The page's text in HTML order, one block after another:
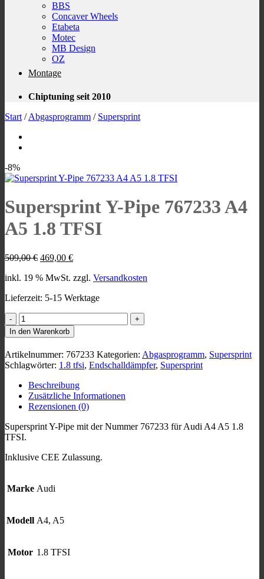
BBS
Concaver Wheels
Etabeta
Motec
MB Design
OZ
Montage
Chiptuning seit 2010
Start / Abgasprogramm / Supersprint
-8%
Supersprint Y-Pipe 767233 A4
A5 1.8 TFSI
509,00€ Ursprünglicher
war:
469,00 €Aktueller
ist:
inkl. 19 % MwSt. zzgl. Versandkosten
Lieferzeit: 5-15 Werktage
Supersprint
Y-
Pipe
767233
A4
A5
1.8
TFSI
Menge
In den Warenkorb
Artikelnummer: 767233 Kategorien: Abgasprogramm, Supersprint
Schlagwörter: 1.8 tfsi, Endschalldämpfer, Supersprint
Beschreibung
Zusätzliche Informationen
Rezensionen (0)
Supersprint Y-Pipe mit der Nummer 767233 für Audi A4 A5 1.8
TFSI.
Inklusive CEE Zulassung.
Marke Audi
Modell A4, A5
Motor 1.8 TFSI